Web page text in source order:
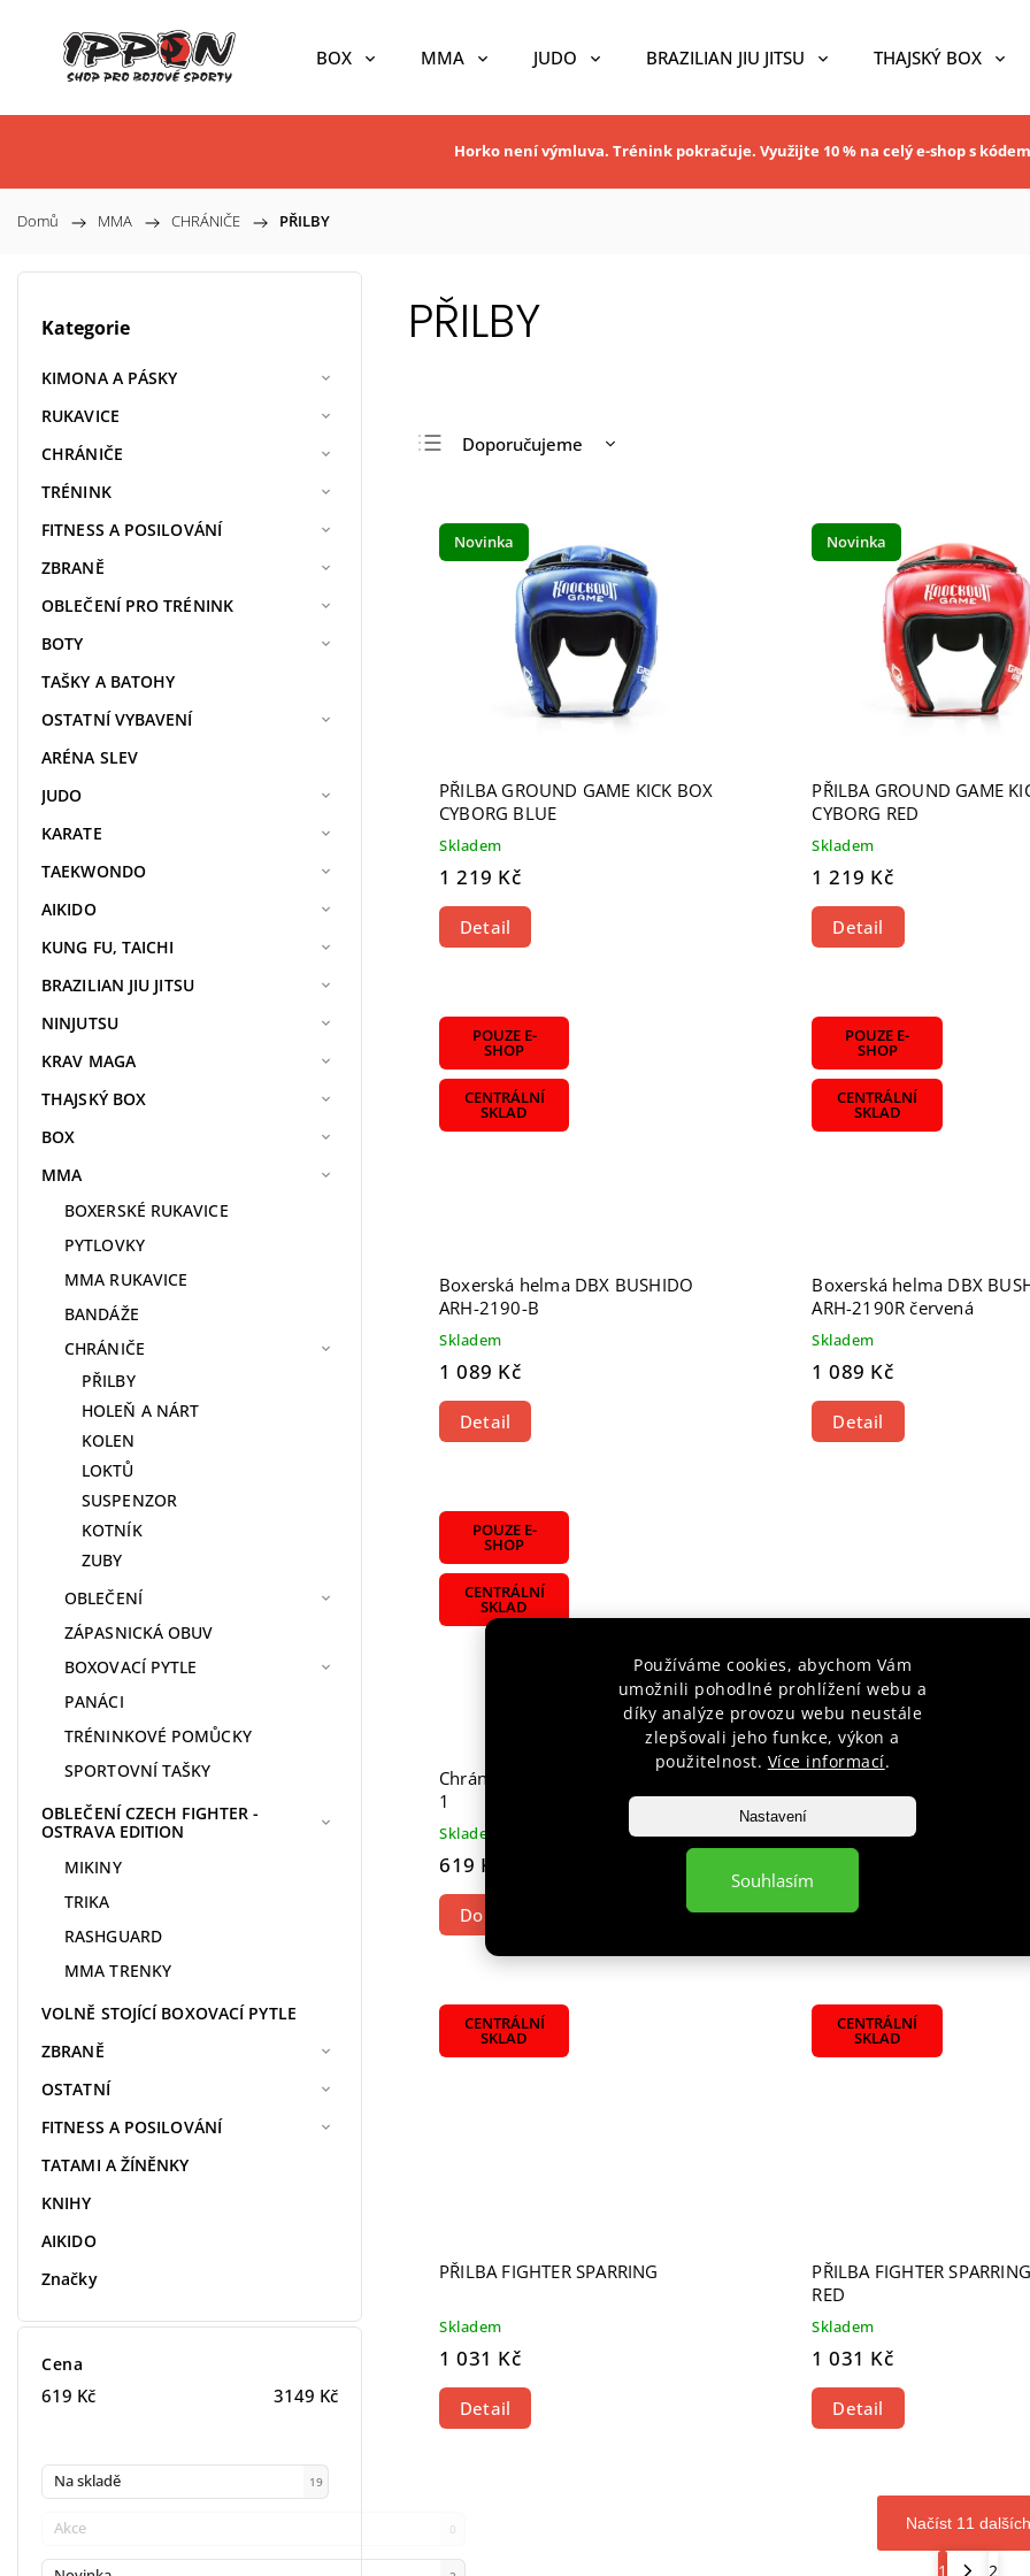
Používáme cookies, abychom Vám
umožnili pohodlné prohlížení webu a
díky analýze provozu webu neustále
zlepšovali jeho funkce, výkon a
použitelnost. Více informací.
Nastavení
Souhlasím
BOX MMA JUDO BRAZILIAN JIU JITSU THAJSKÝ BOX
Horko není výmluva. Trénink pokračuje. Využijte 10 % na celý e-shop s kódem
Domů / MMA / CHRÁNIČE / PŘILBY
Kategorie
KIMONA A PÁSKY
RUKAVICE
CHRÁNIČE
TRÉNINK
FITNESS A POSILOVÁNÍ
ZBRANĚ
OBLEČENÍ PRO TRÉNINK
BOTY
TAŠKY A BATOHY
OSTATNÍ VYBAVENÍ
ARÉNA SLEV
JUDO
KARATE
TAEKWONDO
AIKIDO
KUNG FU, TAICHI
BRAZILIAN JIU JITSU
NINJUTSU
KRAV MAGA
THAJSKÝ BOX
BOX
MMA
BOXERSKÉ RUKAVICE
PYTLOVKY
MMA RUKAVICE
BANDÁŽE
CHRÁNIČE
PŘILBY
HOLEŇ A NÁRT
KOLEN
LOKTŮ
SUSPENZOR
KOTNÍK
ZUBY
OBLEČENÍ
ZÁPASNICKÁ OBUV
BOXOVACÍ PYTLE
PANÁCI
TRÉNINKOVÉ POMŮCKY
SPORTOVNÍ TAŠKY
OBLEČENÍ CZECH FIGHTER -
OSTRAVA EDITION
MIKINY
TRIKA
RASHGUARD
MMA TRENKY
VOLNĚ STOJÍCÍ BOXOVACÍ PYTLE
ZBRANĚ
OSTATNÍ
FITNESS A POSILOVÁNÍ
TATAMI A ŽÍNĚNKY
KNIHY
AIKIDO
Značky
Cena
619 Kč 3149 Kč
Na skladě 19
Akce 0
PŘILBY
Doporučujeme
Nejdražší
Nejprodávanější
Abecedně
Novinka
PŘILBA GROUND GAME KICK BOX
CYBORG BLUE
Skladem
1 219 Kč
Detail
Novinka
PŘILBA GROUND GAME
CYBORG RED
Skladem
1 219 Kč
Detail
POUZE E-
SHOP
CENTRÁLNÍ
SKLAD
Boxerská helma DBX BUSHIDO
ARH-2190-B
Skladem
1 089 Kč
Detail
POUZE E-
SHOP
CENTRÁLNÍ
SKLAD
Boxerská helma DBX
ARH-2190R červená
Skladem
1 089 Kč
Detail
POUZE E-
SHOP
CENTRÁLNÍ
SKLAD
Chránič uší DBX BUSHIDO DBX-EG-
1
Skladem
619 Kč
Do košíku
Skladem
Detail
CENTRÁLNÍ
SKLAD
PŘILBA FIGHTER SPARRING
Skladem
1 031 Kč
Detail
CENTRÁLNÍ
SKLAD
PŘILBA FIGHTER
RED
Skladem
1 031 Kč
Detail
Načíst 11 dalších
1
2